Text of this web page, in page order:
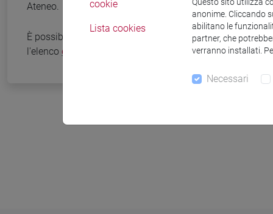
Ateneo.
È possibile consultare le casistiche di esonero e
l'elenco certificazioni riconosciute dall'Ateneo.
cookie
Lista cookies
Questo sito utilizza
anonime. Cliccando
abilitano le
partner, che
verranno installati.
Necessari